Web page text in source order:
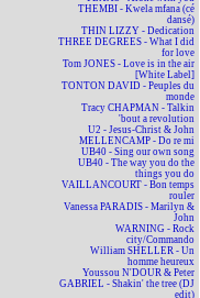
THEMBI - Kwela mfana (cé
dansé)
THIN LIZZY - Dedication
THREE DEGREES - What I did
for love
Tom JONES - Love is in the air
[White Label]
TONTON DAVID - Peuples du
monde
Tracy CHAPMAN - Talkin
'bout a revolution
U2 - Jesus-Christ & John
MELLENCAMP - Do re mi
UB40 - Sing our own song
UB40 - The way you do the
things you do
VAILLANCOURT - Bon temps
rouler
Vanessa PARADIS - Marilyn &
John
WARNING - Rock
city/Commando
William SHELLER - Un
homme heureux
Youssou N'DOUR & Peter
GABRIEL - Shakin' the tree (DJ
edit)